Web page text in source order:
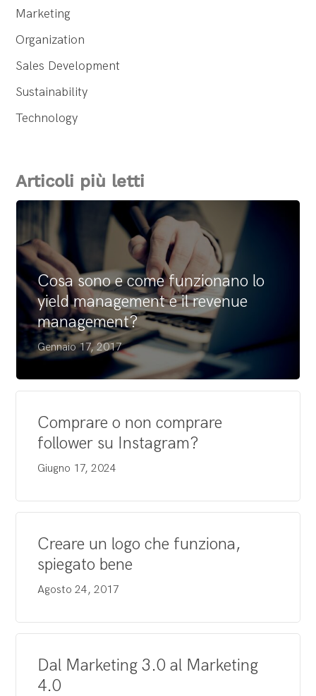
Marketing
Organization
Sales Development
Sustainability
Technology
Articoli più letti
Cosa sono e come funzionano lo
yield management e il revenue
management?
Gennaio 17, 2017
Comprare o non comprare
follower su Instagram?
Giugno 17, 2024
Creare un logo che funziona,
spiegato bene
Agosto 24, 2017
Dal Marketing 3.0 al Marketing
4.0